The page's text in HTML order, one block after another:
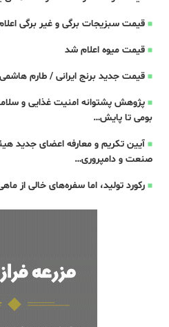
قیمت سبزیجات برگی و غیر برگی
قیمت میوه اعلام شد
قیمت جدید برنج ایرانی / طارم
پژوهش پشتوانه امنیت غذایی و
بومی تا پایش…
آیین تکریم و معارفه اعضای جدید
صنعت و دامپروری…
رکورد تولید، اما سفره‌های خالی از